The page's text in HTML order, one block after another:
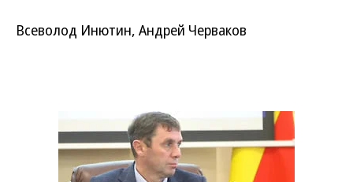
Всеволод Инютин, Андрей Черваков